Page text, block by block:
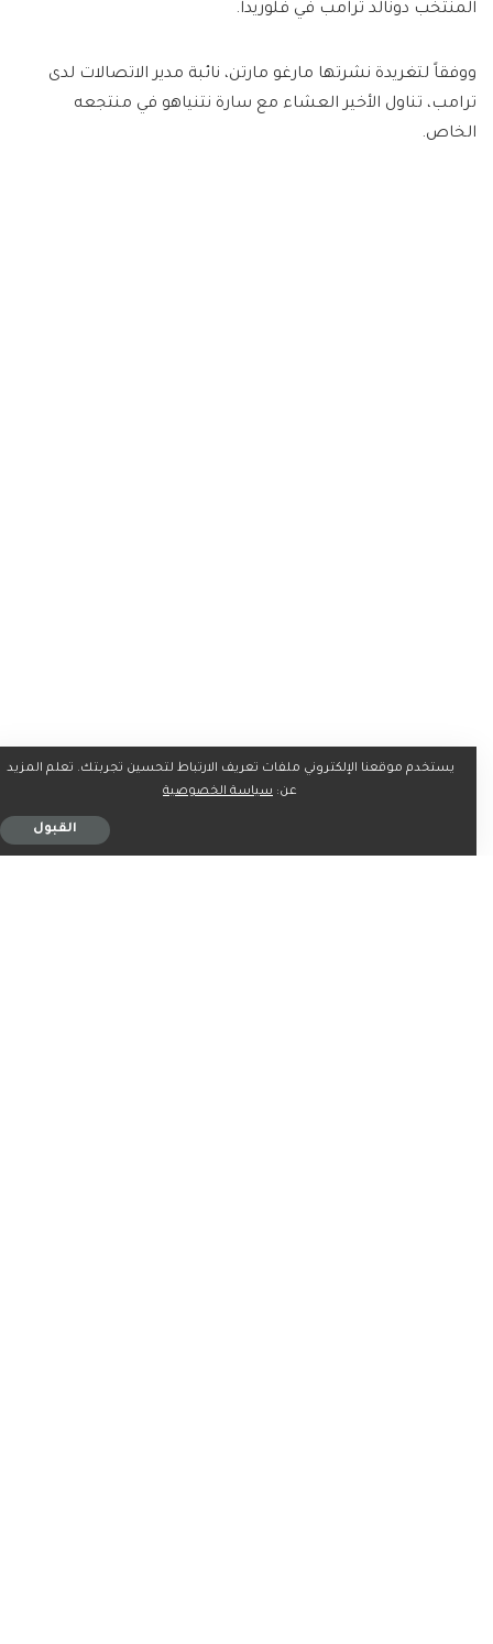
المنتخب دونالد ترامب في فلوريدا.
ووفقاً لتغريدة نشرتها مارغو مارتن، نائبة مدير الاتصالات لدى
ترامب، تناول الأخير العشاء مع سارة نتنياهو في منتجعه
الخاص.
يستخدم موقعنا الإلكتروني ملفات تعريف الارتباط لتحسين تجربتك. تعلم المزيد
عن: سياسة الخصوصية
القبول